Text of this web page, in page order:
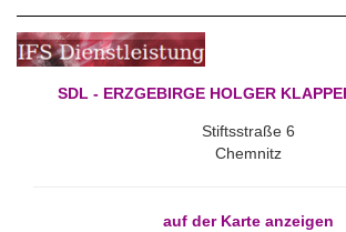
SDL - ERZGEBIRGE HOLGER
Stiftsstraße 6
Chemnitz
auf der Karte anzeigen